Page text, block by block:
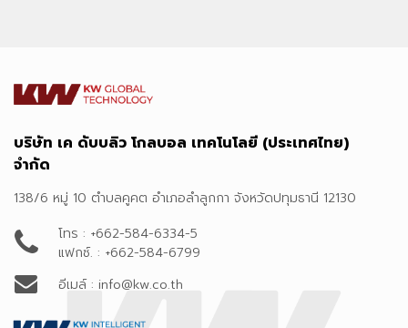
บริษัท เค ดับบลิว โกลบอล เทคโนโลยี (ประเทศไทย)
จำกัด
138/6 หมู่ 10 ตำบลคูคต อำเภอลำลูกกา จังหวัดปทุมธานี 12130
โทร : +662-584-6334-5
แฟกซ์. : +662-584-6799
อีเมล์ : info@kw.co.th